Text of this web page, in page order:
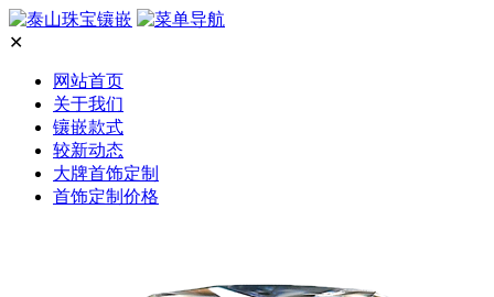
✕
网站首页
关于我们
镶嵌款式
较新动态
大牌首饰定制
首饰定制价格